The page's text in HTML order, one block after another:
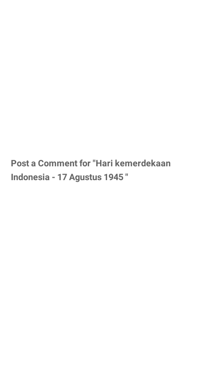
Post a Comment for "Hari kemerdekaan
Indonesia - 17 Agustus 1945 "